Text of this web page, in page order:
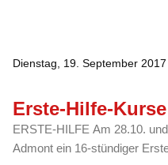
Dienstag, 19. September 2017
Erste-Hilfe-Kurse
ERSTE-HILFE Am 28.10.
Admont ein 16-stündiger